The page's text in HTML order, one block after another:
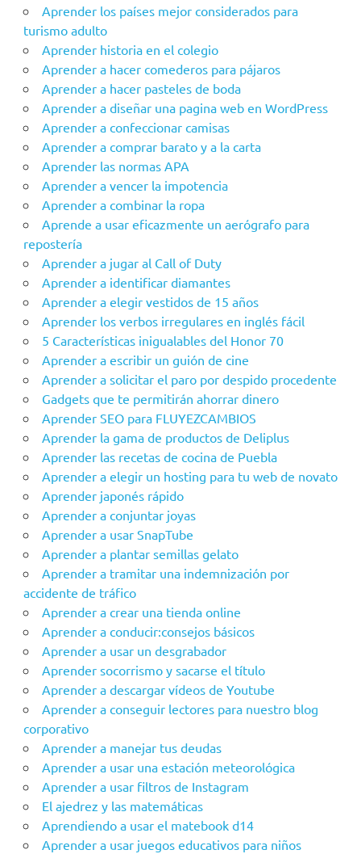
Aprender los países mejor considerados para
turismo adulto
Aprender historia en el colegio
Aprender a hacer comederos para pájaros
Aprender a hacer pasteles de boda
Aprender a diseñar una pagina web en WordPress
Aprender a confeccionar camisas
Aprender a comprar barato y a la carta
Aprender las normas APA
Aprender a vencer la impotencia
Aprender a combinar la ropa
Aprende a usar eficazmente un aerógrafo para
repostería
Aprender a jugar al Call of Duty
Aprender a identificar diamantes
Aprender a elegir vestidos de 15 años
Aprender los verbos irregulares en inglés fácil
5 Características inigualables del Honor 70
Aprender a escribir un guión de cine
Aprender a solicitar el paro por despido procedente
Gadgets que te permitirán ahorrar dinero
Aprender SEO para FLUYEZCAMBIOS
Aprender la gama de productos de Deliplus
Aprender las recetas de cocina de Puebla
Aprender a elegir un hosting para tu web de novato
Aprender japonés rápido
Aprender a conjuntar joyas
Aprender a usar SnapTube
Aprender a plantar semillas gelato
Aprender a tramitar una indemnización por
accidente de tráfico
Aprender a crear una tienda online
Aprender a conducir:consejos básicos
Aprender a usar un desgrabador
Aprender socorrismo y sacarse el título
Aprender a descargar vídeos de Youtube
Aprender a conseguir lectores para nuestro blog
corporativo
Aprender a manejar tus deudas
Aprender a usar una estación meteorológica
Aprender a usar filtros de Instagram
El ajedrez y las matemáticas
Aprendiendo a usar el matebook d14
Aprender a usar juegos educativos para niños